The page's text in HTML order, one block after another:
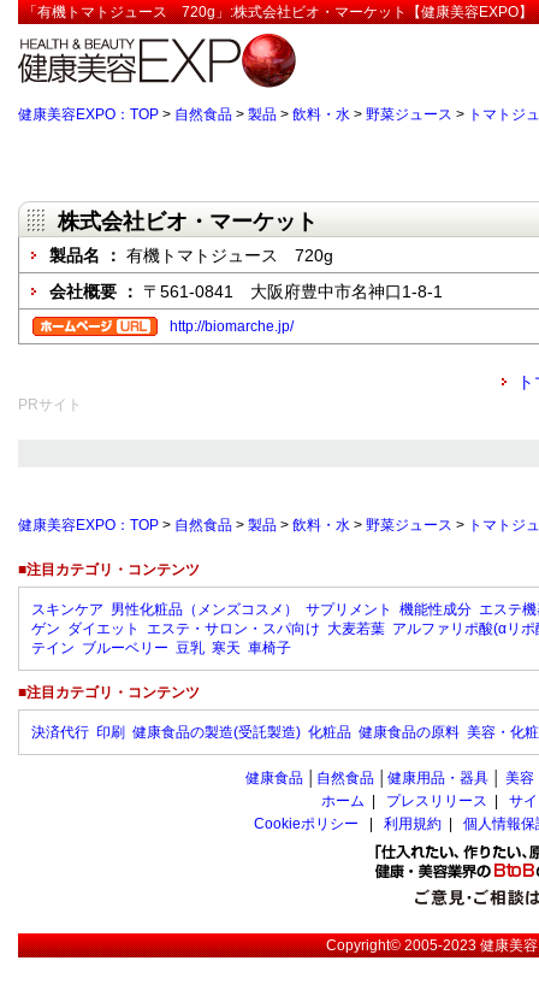
「有機トマトジュース 720g」:株式会社ビオ・マーケット【健康美容EXPO】
健康美容EXPO：TOP > 自然食品 > 製品 > 飲料・水 > 野菜ジュース > トマトジ
株式会社ビオ・マーケット
製品名 ： 有機トマトジュース 720g
会社概要 ： 〒561-0841 大阪府豊中市名神口1-8-1
http://biomarche.jp/
PRサイト
健康美容EXPO：TOP > 自然食品 > 製品 > 飲料・水 > 野菜ジュース > トマトジ
■注目カテゴリ・コンテンツ
スキンケア 男性化粧品（メンズコスメ） サプリメント 機能性成分 エステ
ゲン ダイエット エステ・サロン・スパ向け 大麦若葉 アルファリポ酸(αリポ
テイン ブルーベリー 豆乳 寒天 車椅子
■注目カテゴリ・コンテンツ
決済代行 印刷 健康食品の製造(受託製造) 化粧品 健康食品の原料 美容・化
健康食品 自然食品 健康用品・器具 美容
ホーム
プレスリリース
サ
Cookieポリシー
利用規約 個人情報
Copyright© 2005-2023健康美